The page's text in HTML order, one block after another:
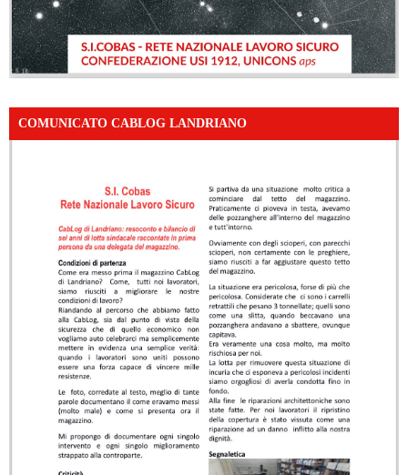
COMUNICATO CABLOG LANDRIANO